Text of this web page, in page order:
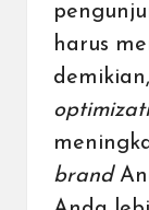
harus
brand